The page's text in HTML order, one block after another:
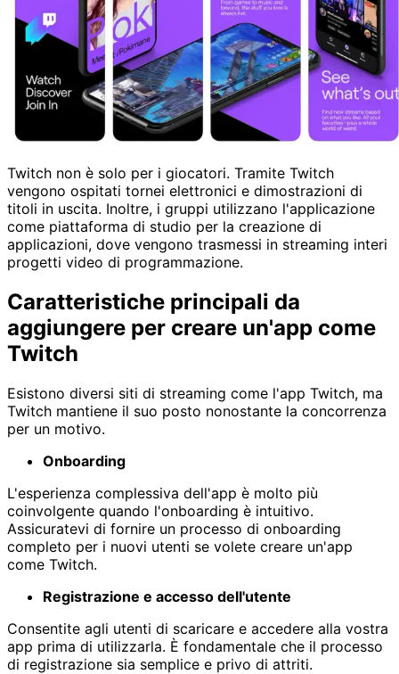
Twitch non è solo per i giocatori. Tramite Twitch
vengono ospitati tornei elettronici e dimostrazioni di
titoli in uscita. Inoltre, i gruppi utilizzano l'applicazione
come piattaforma di studio per la creazione di
applicazioni, dove vengono trasmessi in streaming interi
progetti video di programmazione.
Caratteristiche principali da
aggiungere per creare un'app come
Twitch
Esistono diversi siti di streaming come l'app Twitch, ma
Twitch mantiene il suo posto nonostante la concorrenza
per un motivo.
Onboarding
L'esperienza complessiva dell'app è molto più
coinvolgente quando l'onboarding è intuitivo.
Assicuratevi di fornire un processo di onboarding
completo per i nuovi utenti se volete creare un'app
come Twitch.
Registrazione e accesso dell'utente
Consentite agli utenti di scaricare e accedere alla vostra
app prima di utilizzarla. È fondamentale che il processo
di registrazione sia semplice e privo di attriti.